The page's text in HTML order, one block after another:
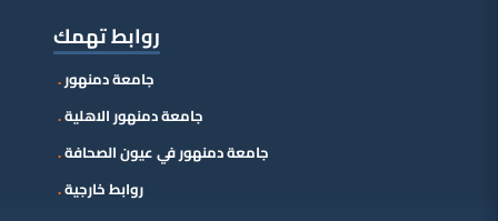
روابط تهمك
جامعة دمنهور
جامعة دمنهور الاهلية
جامعة دمنهور في عيون الصحافة
روابط خارجية